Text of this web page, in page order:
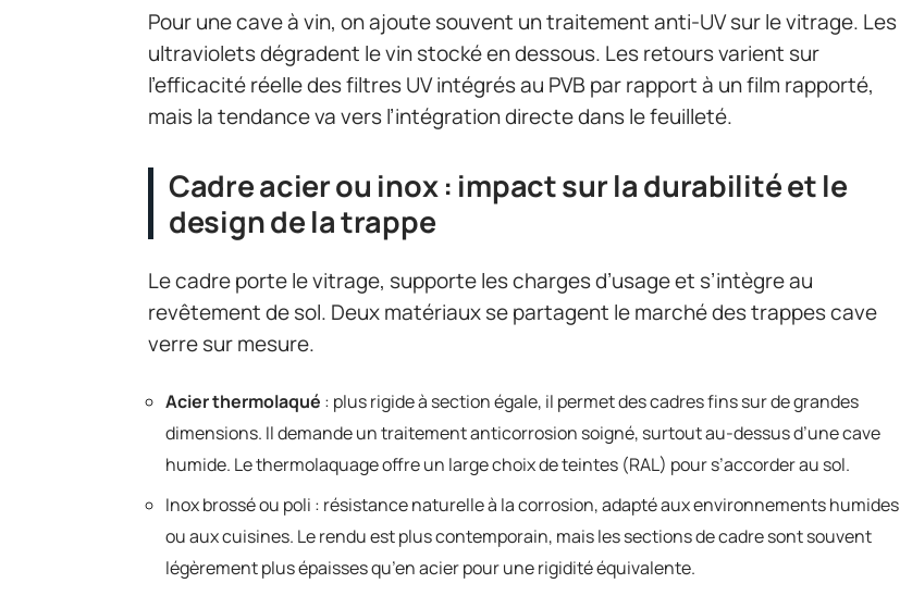
Pour une cave à vin, on ajoute souvent un traitement anti-UV sur le vitrage. Les
ultraviolets dégradent le vin stocké en dessous. Les retours varient sur
l’efficacité réelle des filtres UV intégrés au PVB par rapport à un film rapporté,
mais la tendance va vers l’intégration directe dans le feuilleté.
Cadre acier ou inox : impact sur la durabilité et le
design de la trappe
Le cadre porte le vitrage, supporte les charges d’usage et s’intègre au
revêtement de sol. Deux matériaux se partagent le marché des trappes cave
verre sur mesure.
Acier thermolaqué : plus rigide à section égale, il permet des cadres fins sur de grandes
dimensions. Il demande un traitement anticorrosion soigné, surtout au-dessus d’une cave
humide. Le thermolaquage offre un large choix de teintes (RAL) pour s’accorder au sol.
Inox brossé ou poli : résistance naturelle à la corrosion, adapté aux environnements humides
ou aux cuisines. Le rendu est plus contemporain, mais les sections de cadre sont souvent
légèrement plus épaisses qu’en acier pour une rigidité équivalente.